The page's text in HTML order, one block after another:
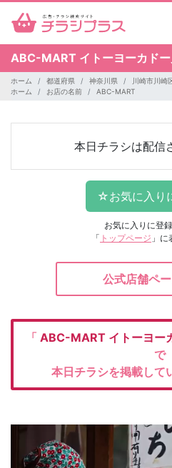
ABC-MART イトーヨーカド
ホーム 都道府県 神奈川県
川崎市川崎
ホーム
お店の名前 ABC-MART
本日チラシは配信
お気に入りに登
「 トップページ 」に
公式店舗ペ
「 ABC-MART イトーヨー
で
本日チラシを掲載して